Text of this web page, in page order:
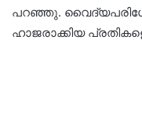
പറഞ്ഞു.
ഹാജരാക്കിയ